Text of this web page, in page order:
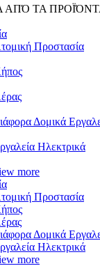
ΑΠΌ ΤΑ
Προστασία
Δομικά
Ηλεκτρικά
more
Προστασία
Δομικά
Ηλεκτρικά
more